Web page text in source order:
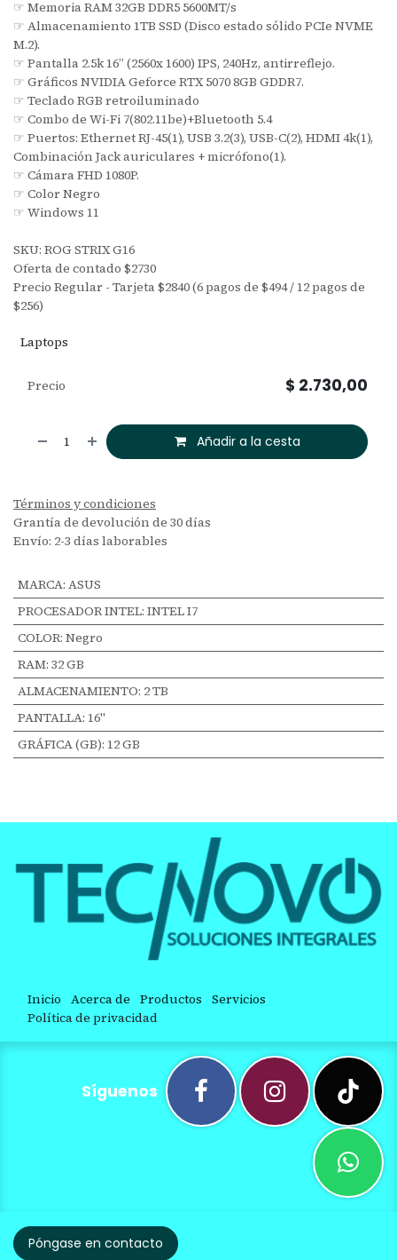
☞ Memoria RAM 32GB DDR5 5600MT/s
☞ Almacenamiento 1TB SSD (Disco estado sólido PCIe NVME
M.2).
☞ Pantalla 2.5k 16” (2560x 1600) IPS, 240Hz, antirreflejo.
☞ Gráficos NVIDIA Geforce RTX 5070 8GB GDDR7.
☞ Teclado RGB retroiluminado
☞ Combo de Wi-Fi 7(802.11be)+Bluetooth 5.4
☞ Puertos: Ethernet RJ-45(1), USB 3.2(3), USB-C(2), HDMI 4k(1),
Combinación Jack auriculares + micrófono(1).
☞ Cámara FHD 1080P.
☞ Color Negro
☞ Windows 11
SKU: ROG STRIX G16
Oferta de contado $2730
Precio Regular - Tarjeta $2840 (6 pagos de $494 / 12 pagos de
$256)
Laptops
Añadir a la cesta
Precio $ 2.730,00
Términos y condiciones
Grantía de devolución de 30 días
Envío: 2-3 días laborables
MARCA: ASUS
PROCESADOR INTEL: INTEL I7
COLOR: Negro
RAM: 32 GB
ALMACENAMIENTO: 2 TB
PANTALLA: 16"
GRÁFICA (GB): 12 GB
Inicio Acerca de Productos Servicios
Política de privacidad
Síguenos
Póngase en contacto